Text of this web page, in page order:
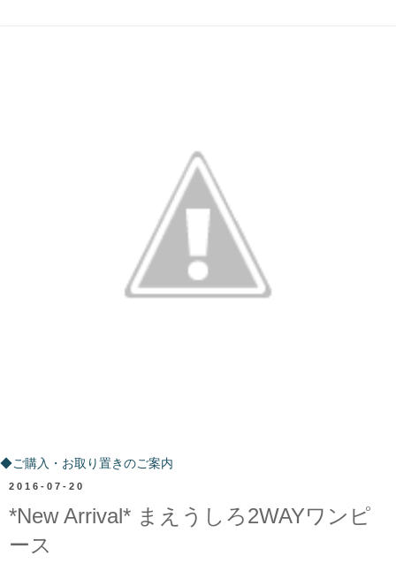
◆ご購入・お取り置きのご案内
2016-07-20
*New Arrival* まえうしろ2WAYワンピ
ース